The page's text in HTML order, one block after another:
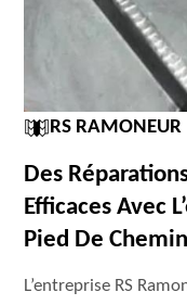
RS RAMONEUR
Des
Efficaces Avec
Pied De
L’entreprise RS